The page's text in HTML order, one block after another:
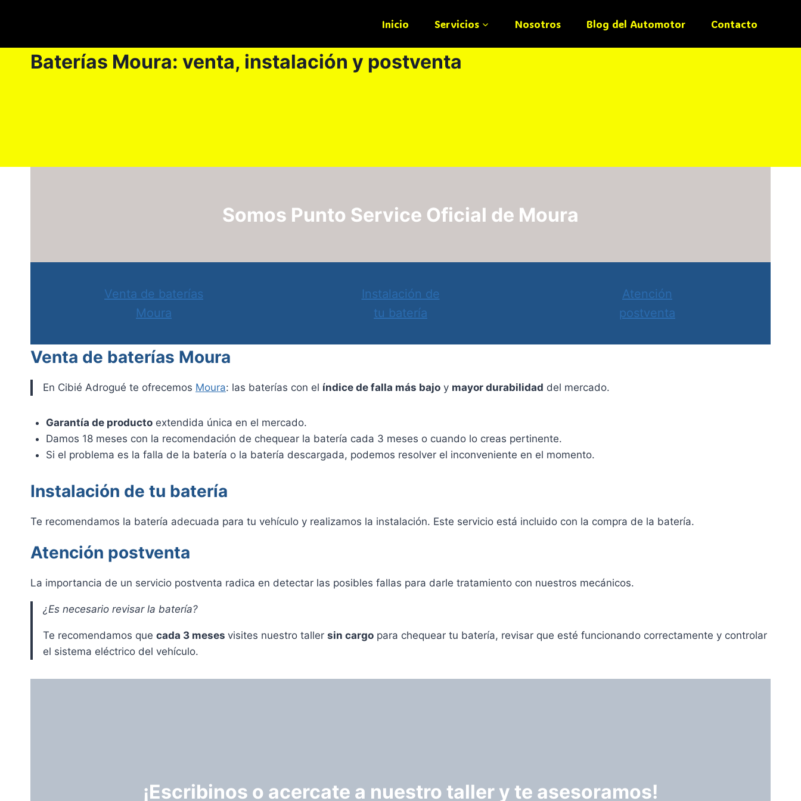
Inicio Servicios Nosotros Blog del Automotor Contacto
Baterías Moura: venta, instalación y postventa
Somos Punto Service Oficial de Moura
Venta de baterías
Moura
Instalación de
tu batería
Atención
postventa
Venta de baterías Moura
En Cibié Adrogué te ofrecemos Moura: las baterías con el índice de falla más bajo y mayor durabilidad del mercado.
Garantía de productoextendida única en el mercado.
Damos 18 meses con la recomendación de chequear la batería cada 3 meses o cuando lo creas pertinente.
Si el problema es la falla de la batería o la batería descargada, podemos resolver el inconveniente en el momento.
Instalación de tu batería
Te recomendamos la batería adecuada para tu vehículo y realizamos la instalación. Este servicio está incluido con la compra de la batería.
Atención postventa
La importancia de un servicio postventa radica en detectar las posibles fallas para darle tratamiento con nuestros mecánicos.
¿Es necesario revisar la batería?
Te recomendamos que cada 3 meses visites nuestro taller sin cargo para chequear tu batería, revisar que esté funcionando correctamente y controlar
el sistema eléctrico del vehículo.
¡Escribinos o acercate a nuestro taller y te asesoramos!